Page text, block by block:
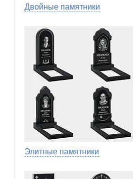
Двойные памятники
Элитные памятники